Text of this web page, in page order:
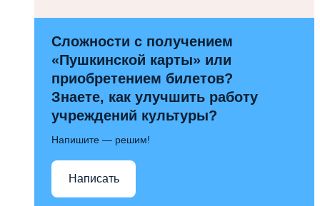
Сложности с получением
«Пушкинской карты» или
приобретением билетов?
Знаете, как улучшить работу
учреждений культуры?
Напишите — решим!
Написать